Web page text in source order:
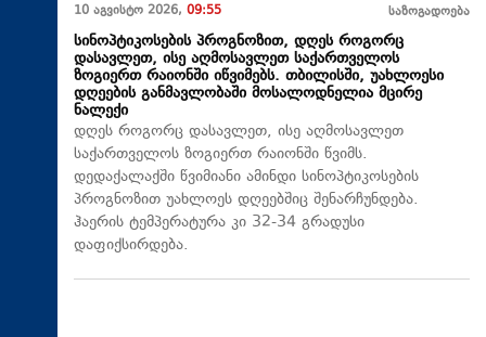
10 აგვისტო 2026, 09:55 საზოგადოება
სინოპტიკოსების პროგნოზით, დღეს როგორც
დასავლეთ, ისე აღმოსავლეთ საქართველოს
ზოგიერთ რაიონში იწვიმებს. თბილისში, უახლოესი
დღეების განმავლობაში მოსალოდნელია მცირე
ნალექი
დღეს როგორც დასავლეთ, ისე აღმოსავლეთ
საქართველოს ზოგიერთ რაიონში წვიმს.
დედაქალაქში წვიმიანი ამინდი სინოპტიკოსების
პროგნოზით უახლოეს დღეებშიც შენარჩუნდება.
ჰაერის ტემპერატურა კი 32-34 გრადუსი
დაფიქსირდება.